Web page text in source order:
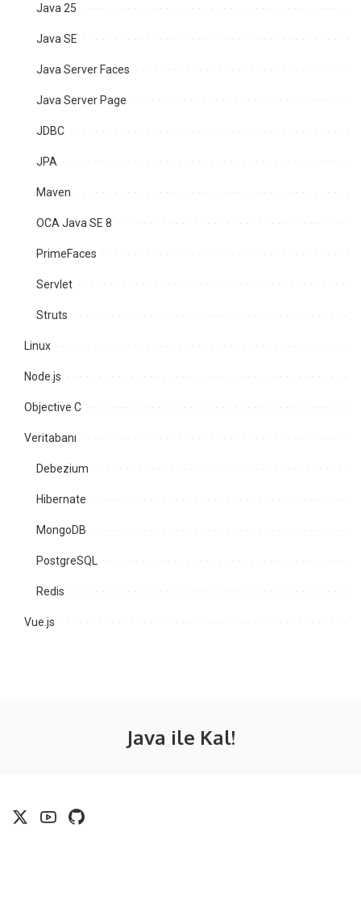
Java 25
Java SE
Java Server Faces
Java Server Page
JDBC
JPA
Maven
OCA Java SE 8
PrimeFaces
Servlet
Struts
Linux
Node.js
Objective C
Veritabanı
Debezium
Hibernate
MongoDB
PostgreSQL
Redis
Vue.js
Java ile Kal!